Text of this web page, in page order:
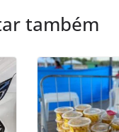
também